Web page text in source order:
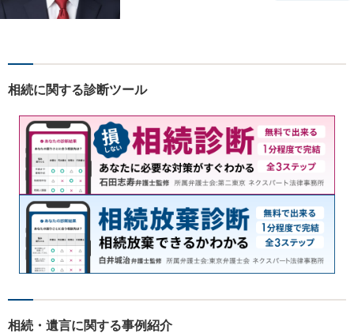
相続に関する診断ツール
相続・遺言に関する事例紹介